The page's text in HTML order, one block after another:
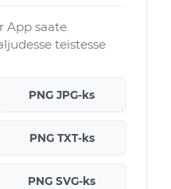
App saate
teistesse
PNG JPG-ks
PNG TXT-ks
PNG SVG-ks